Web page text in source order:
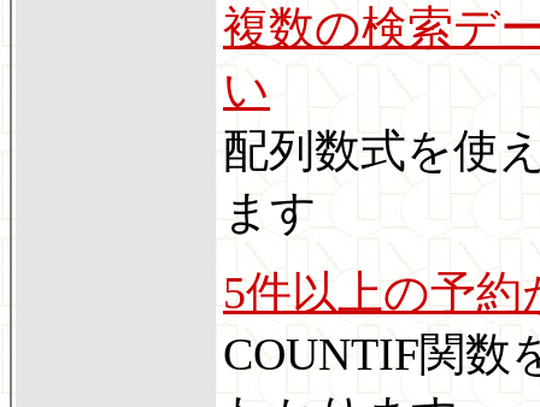
複数の検索デ
い
配列数式を使
ます
5件以上の予
COUNTIF関数